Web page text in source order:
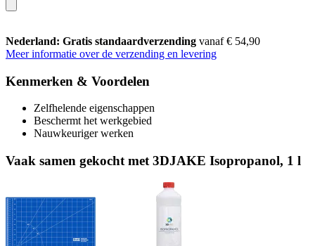
Nederland: Gratis standaardverzending vanaf € 54,90
Meer informatie over de verzending en levering
Kenmerken & Voordelen
Zelfhelende eigenschappen
Beschermt het werkgebied
Nauwkeuriger werken
Vaak samen gekocht met 3DJAKE Isopropanol, 1 l